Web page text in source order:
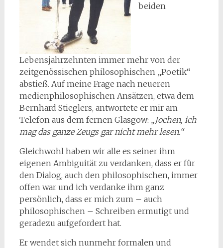
beiden
Lebensjahrzehnten immer mehr von der
zeitgenössischen philosophischen „Poetik“
abstieß. Auf meine Frage nach neueren
medienphilosophischen Ansätzen, etwa dem
Bernhard Stieglers, antwortete er mir am
Telefon aus dem fernen Glasgow: „Jochen, ich
mag das ganze Zeugs gar nicht mehr lesen.“
Gleichwohl haben wir alle es seiner ihm
eigenen Ambiguität zu verdanken, dass er für
den Dialog, auch den philosophischen, immer
offen war und ich verdanke ihm ganz
persönlich, dass er mich zum – auch
philosophischen – Schreiben ermutigt und
geradezu aufgefordert hat.
Er wendet sich nunmehr formalen und